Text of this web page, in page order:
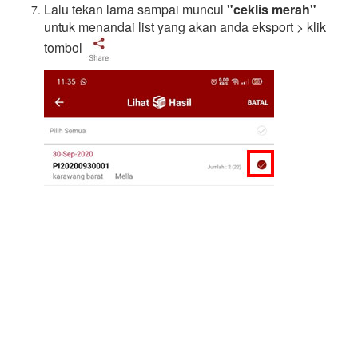
Lalu tekan lama sampai muncul "ceklis merah"
untuk menandai list yang akan anda eksport > klik
tombol